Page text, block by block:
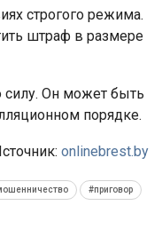
строгого режима.
штраф в размере
силу. Он может быть
порядке.
onlinebrest.by
#приговор